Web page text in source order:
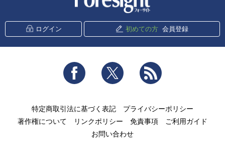
ログイン 初めての方 会員登録
Facebook Twitter
特定商取引法に基づく表記
プライバシーポリシー
著作権について
リンクポリシー 免責事項
ご利用ガイド
お問い合わせ